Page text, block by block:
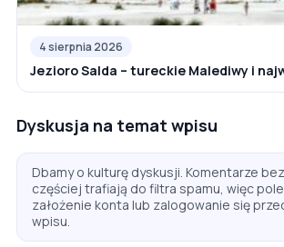
4 sierpnia 2026
Jezioro Salda – tureckie Malediwy i
Dyskusja na temat wpisu
Dbamy o kulturę dyskusji. Komentarze
częściej trafiają do filtra spamu, więc
założenie konta lub zalogowanie się
wpisu.